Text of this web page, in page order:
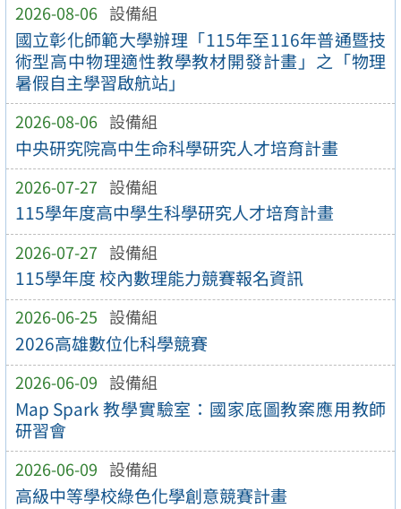
2026-08-06 設備組
國立彰化師範大學辦理「115年至116年普通暨技
術型高中物理適性教學教材開發計畫」之「物理
暑假自主學習啟航站」
2026-08-06 設備組
中央研究院高中生命科學研究人才培育計畫
2026-07-27 設備組
115學年度高中學生科學研究人才培育計畫
2026-07-27 設備組
115學年度 校內數理能力競賽報名資訊
2026-06-25 設備組
2026高雄數位化科學競賽
2026-06-09 設備組
Map Spark 教學實驗室：國家底圖教案應用教師
研習會
2026-06-09 設備組
高級中等學校綠色化學創意競賽計畫